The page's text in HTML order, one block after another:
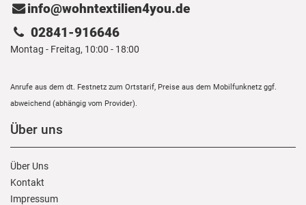
info@wohntextilien4you.de
02841-916646
Montag - Freitag, 10:00 - 18:00
Anrufe aus dem dt. Festnetz zum Ortstarif, Preise aus dem Mobilfunknetz ggf.
abweichend (abhängig vom Provider).
Über uns
Über Uns
Kontakt
Impressum